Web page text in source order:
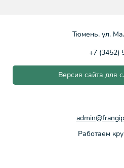
Тюмень, ул.
+7 (3452)
Версия сайта для
Работаем